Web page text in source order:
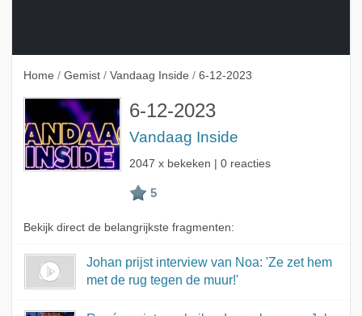
Home / Gemist / Vandaag Inside / 6-12-2023
6-12-2023
Vandaag Inside
2047 x bekeken | 0 reacties
Bekijk direct de belangrijkste fragmenten:
Johan prijst interview van Noa: 'Ze zet hem
met de rug tegen de muur!'